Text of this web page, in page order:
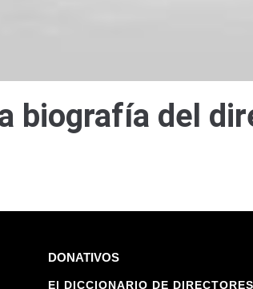
biografía del
DONATIVOS
El DICCIONARIO DE